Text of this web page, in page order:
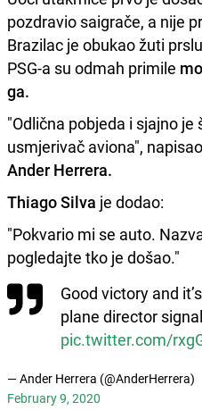
pozdravio saigrače, a nije
Brazilac je obukao žuti
PSG-a su odmah primile
ga.
"Odlična pobjeda i sjajno
usmjerivač aviona",
Ander Herrera.
Thiago Silva je dodao:
"Pokvario mi se auto.
pogledajte tko je došao."
Good victory and
plane director
pic.twitter.com/
— Ander Herrera (@AnderHerrera)
February 9, 2020